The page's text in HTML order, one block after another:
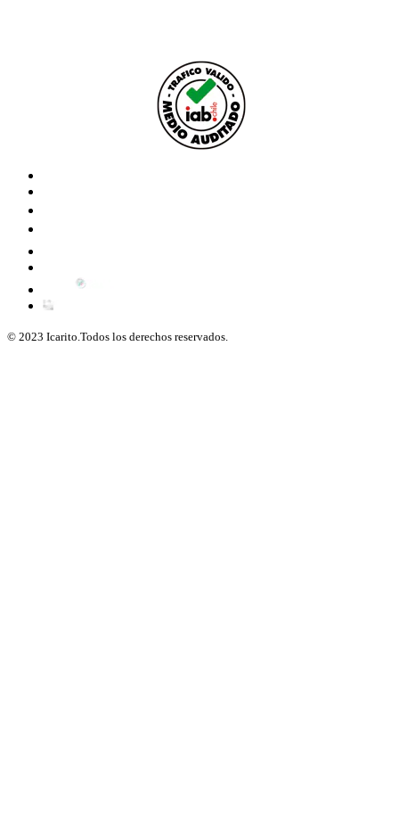
© 2023 Icarito.Todos los derechos reservados.